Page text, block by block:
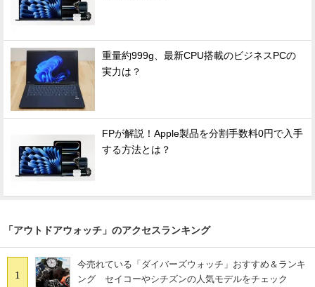
重量約999g、最新CPU搭載のビジネスPCの
実力は？
FPが解説！Apple製品を分割手数料0円で入手
する方法とは？
「アウトドアウォッチ」のアクセスランキング
1
今売れている「ダイバーズウォッチ」おすすめ＆ランキ
ング セイコーやシチズンの人気モデルをチェック